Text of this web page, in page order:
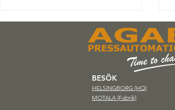
BESÖK
HELSINGBORG (HQ)
MOTALA (Fabrik)